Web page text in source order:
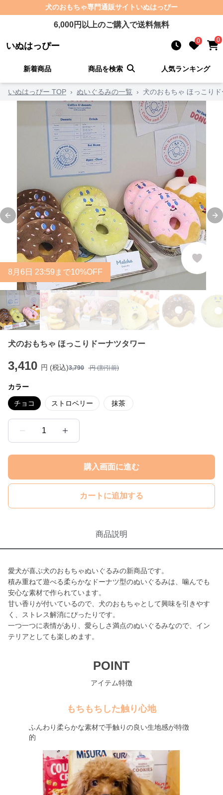
犬のおもちゃ専門通販サイト いぬはっぴー
6,000円以上のご購入で送料無料
いぬはっぴー 0 0
新着商品 商品を検索 人気ランキング
いぬはっぴー TOP › ぬいぐるみの一覧 › 犬のおもちゃ ほっこり
Previous slide
8 月 6 日 23:59まで10%OFF
犬のおもちゃ ほっこりドーナツタワー
3,410 円 (税込)3,790 円 (割引前)
カラー
チョコ ストロベリー 抹茶
1
購入画面に進む
カートに追加する
商品説明
愛犬が喜ぶ犬のおもちゃぬいぐるみの新商品です。
積み重ねて遊べる柔らかなドーナツ型のぬいぐるみは、噛んでも
安心な素材で作られています。
甘い香りが付いているので、犬のおもちゃとして興味を引きやす
く、ストレス解消にぴったりです。
一つ一つに表情があり、愛らしさ満点のぬいぐるみなので、イン
テリアとしても楽しめます。
POINT
アイテム特徴
もちもちした触り心地
ふんわり柔らかな素材で手触りの良い生地感が特徴
的